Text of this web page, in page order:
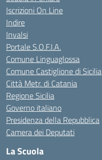
Iscrizioni On Line
Indire
Invalsi
Portale S.O.F.I.A.
Comune Linguaglossa
Comune Castiglione di Sicilia
Città Metr. di Catania
Regione Sicilia
Governo italiano
Presidenza della Repubblica
Camera dei Deputati
La Scuola